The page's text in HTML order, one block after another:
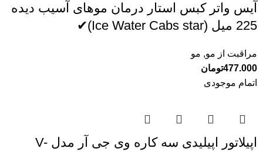
آیس واتر کبس استار درمان موهای آسیب دیده
225 میل (Ice Water Cabs star)✔
مراقبت از مو, مو
477.000تومان
اتمام موجودی
اپیلاتور اپیلیدی سه کاره وی جی آر مدل V-